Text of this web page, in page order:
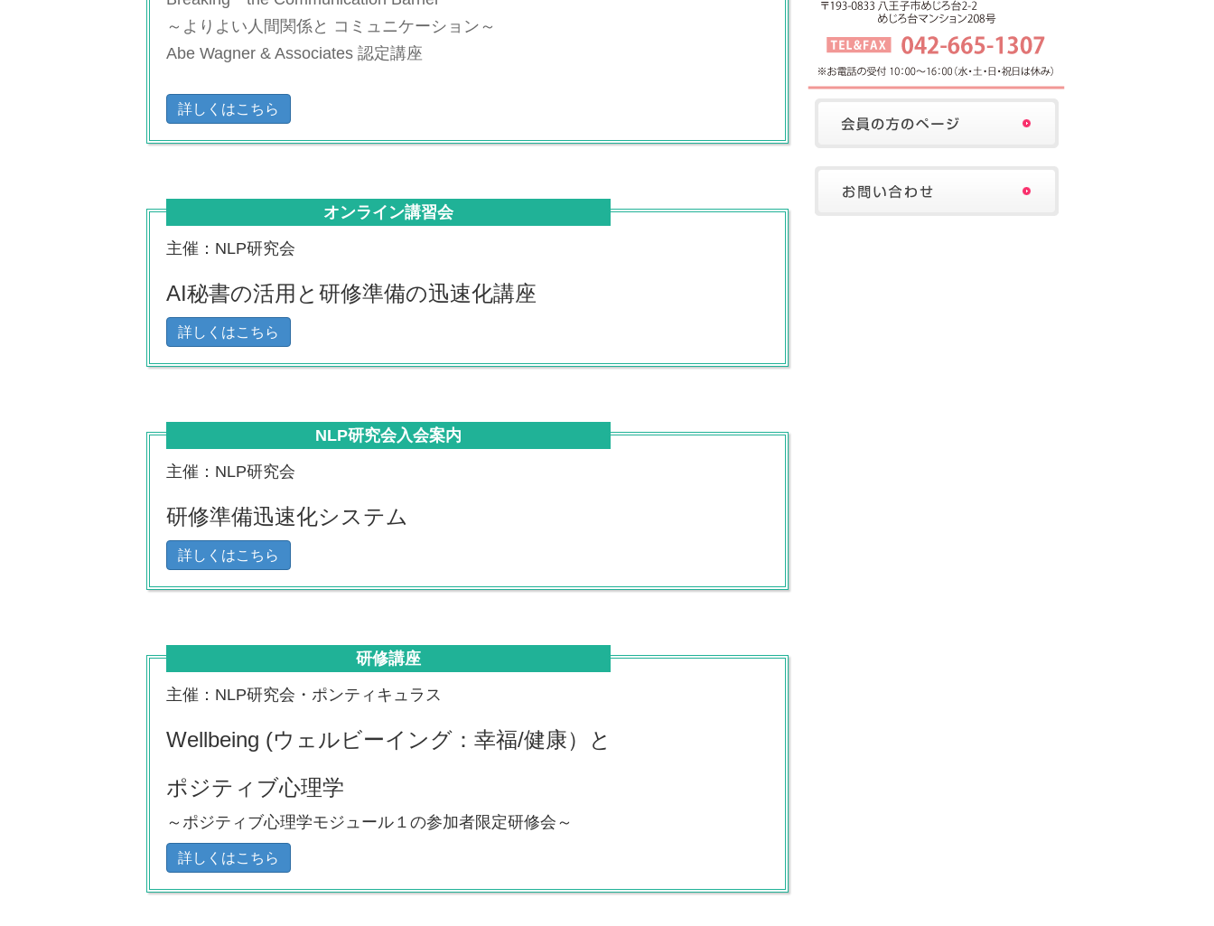
～よりよい人間関係と コミュニケーション～
Abe Wagner & Associates 認定講座
詳しくはこちら
オンライン講習会
主催：NLP研究会
AI秘書の活用と研修準備の迅速化講座
詳しくはこちら
NLP研究会入会案内
主催：NLP研究会
研修準備迅速化システム
詳しくはこちら
研修講座
主催：NLP研究会・ポンティキュラス
Wellbeing (ウェルビーイング：幸福/健康）と
ポジティブ心理学
～ポジティブ心理学モジュール１の参加者限定研修会～
詳しくはこちら